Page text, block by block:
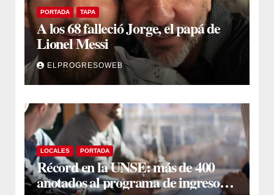
PORTADA TAPA
A los 68 falleció Jorge, el papá de
Lionel Messi
ELPROGRESOWEB
LOCALES PORTADA
Récord en la UNSE: más de 400
anotados al programa de ingreso